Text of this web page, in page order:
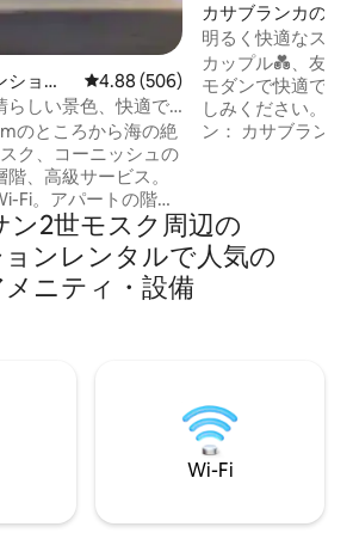
ショ
レビュー506件、5つ星中4.88つ
4.88 (506)
らしい景色、快適で
パートメント
のところから海の絶
ク、コーニッシュの
、高級サービス。
Fi。アパートの階下
レストラン、カフ
のすべての施設があ
、おしゃれなバーま
ーマーケットまで3
カサブランカのマ
アパート
明るく快適なスタ
ク・ハッサン2世
カップル💑、友人
モダンで快適で豪
しみください。 🌟 理想的なロケーショ
ン： カサブラン
空間： パティオ
設備の整ったオー
テラスのある寝室。 カップルに❤️最
ン2世モスク⁠周⁠辺⁠の
ン⁠レ⁠ン⁠タ⁠ル⁠で人⁠気⁠の
メ⁠ニ⁠テ⁠ィ⁠・⁠設⁠備
Wi-Fi